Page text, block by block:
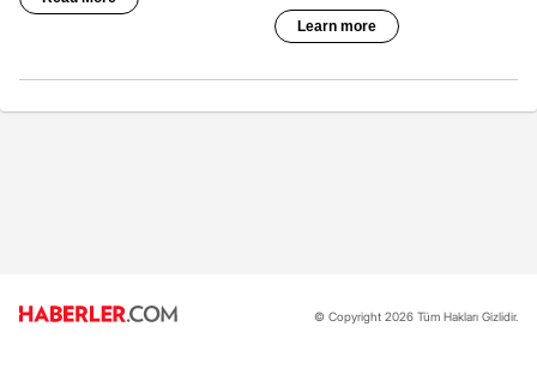
© Copyright 2026 Tüm Hakları Gizlidir.